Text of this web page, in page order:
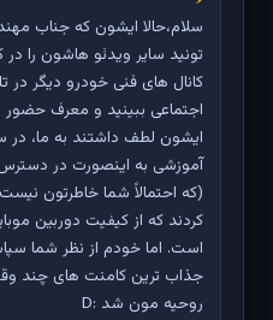
سلام،حالا ایشون که جناب
تونید سایر ویدئو هاشون را در
کانال های فنی خودرو دیگر در
اجتماعی ببینید و معرف حضور
ایشون لطف داشتند به ما، در
آموزشی به اینصورت در
(که احتمالاً شما خاطرتون
کردند که از کیفیت دوربین
است. اما خودم از نظر شما
جذاب ترین کامنت های چند
روحیه مون شد :D